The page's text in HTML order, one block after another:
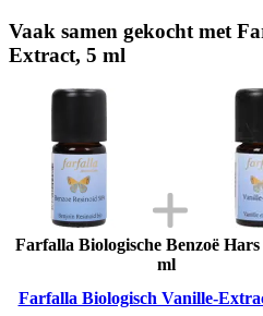
Vaak samen gekocht met
Extract, 5 ml
Farfalla Biologische Benzoë
ml
Farfalla Biologisch Vanille-